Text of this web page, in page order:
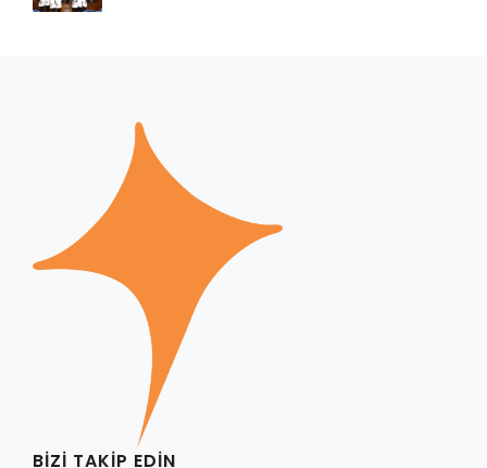
BIZI TAKIP EDIN